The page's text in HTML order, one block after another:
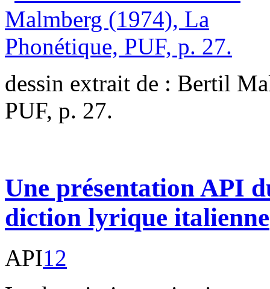
dessin extrait de : Bertil
PUF, p. 27.
Une présentation API
diction lyrique italienne
API12